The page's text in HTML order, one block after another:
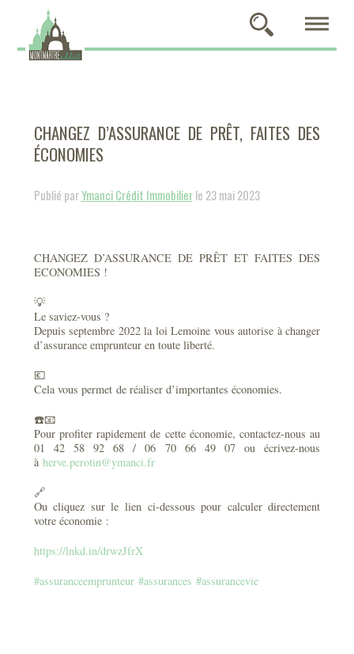
CHANGEZ D’ASSURANCE DE PRÊT, FAITES DES
ÉCONOMIES
Publié parYmanci Crédit Immobilierle 23 mai 2023
CHANGEZ D’ASSURANCE DE PRÊT ET FAITES DES
ECONOMIES !
💡
Le saviez-vous ?
Depuis septembre 2022 la loi Lemoine vous autorise à changer
d’assurance emprunteur en toute liberté.
💶
Cela vous permet de réaliser d’importantes économies.
☎️📧
Pour profiter rapidement de cette économie, contactez-nous au
01 42 58 92 68 / 06 70 66 49 07 ou écrivez-nous
à herve.perotin@ymanci.fr
🔗
Ou cliquez sur le lien ci-dessous pour calculer directement
votre économie :
https://lnkd.in/drwzJfrX
#assuranceemprunteur #assurances #assurancevie